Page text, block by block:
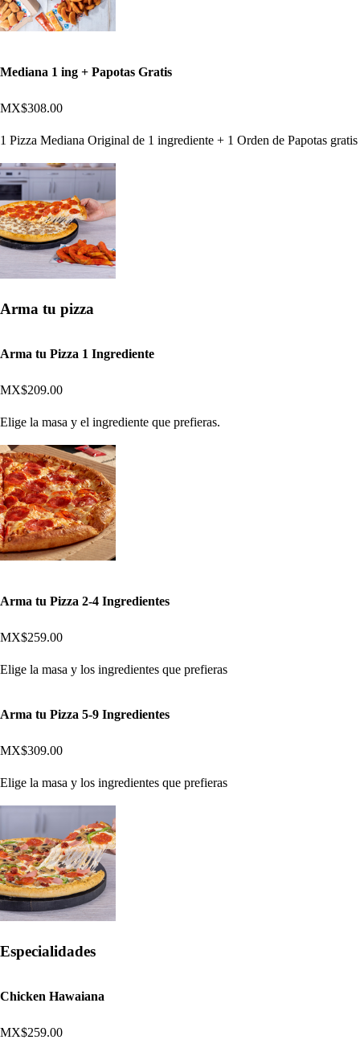
Mediana 1 ing + Papotas Gratis
MX$308.00
1 Pizza Mediana Original de 1 ingrediente + 1 Orden de Papotas gratis
Arma tu pizza
Arma tu Pizza 1 Ingrediente
MX$209.00
Elige la masa y el ingrediente que prefieras.
Arma tu Pizza 2-4 Ingredientes
MX$259.00
Elige la masa y los ingredientes que prefieras
Arma tu Pizza 5-9 Ingredientes
MX$309.00
Elige la masa y los ingredientes que prefieras
Especialidades
Chicken Hawaiana
MX$259.00